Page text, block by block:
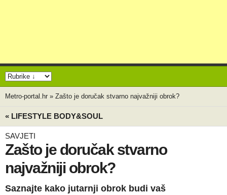
Metro-portal.hr » Zašto je doručak stvarno najvažniji obrok?
« LIFESTYLE BODY&SOUL
SAVJETI
Zašto je doručak stvarno
najvažniji obrok?
Saznajte kako jutarnji obrok budi vaš